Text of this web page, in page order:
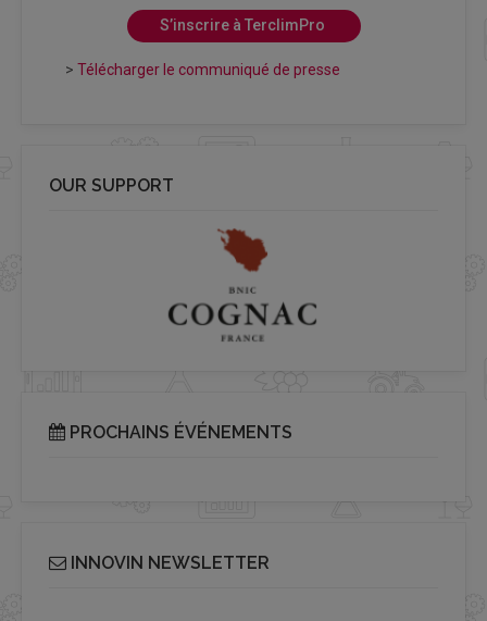
S’inscrire à TerclimPro
> Télécharger le communiqué de presse
OUR SUPPORT
PROCHAINS ÉVÉNEMENTS
INNOVIN NEWSLETTER